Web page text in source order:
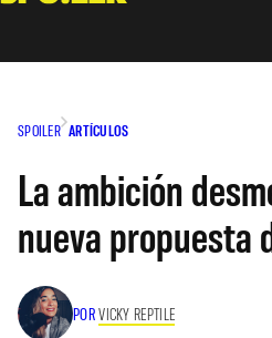
SPOILER ARTÍCULOS
La ambición
nueva propuesta
PORVICKY REPTILE